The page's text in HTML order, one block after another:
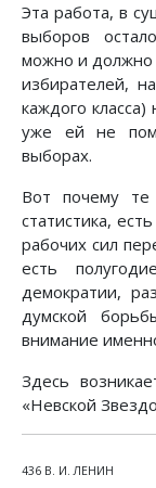
Эта работа, в
выборов
можно и должно
избирателей,
каждого
уже ей не
выборах.
Вот почему те
статистика,
рабочих сил
есть
демократии,
думской
внимание
Здесь
«Невской
436 В. И. ЛЕНИН